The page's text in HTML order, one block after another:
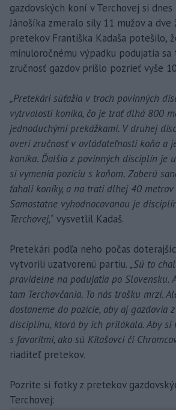
gazdovských koní v Terchovej si dnes
Jánošíka zmeralo sily 11 mužov a dve
pretekov Františka Kadaša potešilo,
minuloročnému výpadku podujatia
zručnosť gazdov prišlo pozrieť vyše
„Pretekári súťažia v troch povinných
vytrvalosti koníka, čo je trať dlhá 800
jednoduchými prekážkami. V druhej
overí zručnosť v ovládateľnosti koňa a
koníka. Ďalšia z povinných disciplín je
si vymenia pozíciu s koňom. Zoberú
ťahali koníky, a na trati dlhej 40 metrov
Samostatne vyhodnocovanou je
Terchovej,“ vysvetlil Kadaš.
Pretekári podľa neho počas
vytvorili uzatvorenú partiu. „Sú to
pravidelne na podujatia po Slovensku.
tam Terchovčania. To nás trošku mrzí.
dostaneme do pozície, aby aj gazdovia
disciplínu, ktorá by ich prilákala. Aby
s favoritmi, ako sú Kitašovci či
riaditeľ pretekov.
Pozrite si fotky z pretekov
Terchovej: